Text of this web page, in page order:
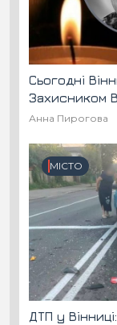
Сьогодні
Захисником
Анна Пирогова
МІСТО
ДТП у